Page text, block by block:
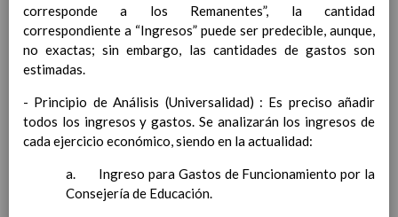
Esperamos que sea de su interés.
Contenido
IntroducciÃ³n
AnÃ¡lisis del Contexto
Proyecto Educativo
Objetivos propios para la mejora del rendimiento
escolar
corresponde a los Remanentes”, la cantidad
correspondiente a “Ingresos” puede ser predecible, aunque,
no exactas; sin embargo, las cantidades de gastos son
estimadas.
- Principio de Análisis (Universalidad) : Es preciso añadir
todos los ingresos y gastos. Se analizarán los ingresos de
cada ejercicio económico, siendo en la actualidad:
a. Ingreso para Gastos de Funcionamiento por la
Consejería de Educación.